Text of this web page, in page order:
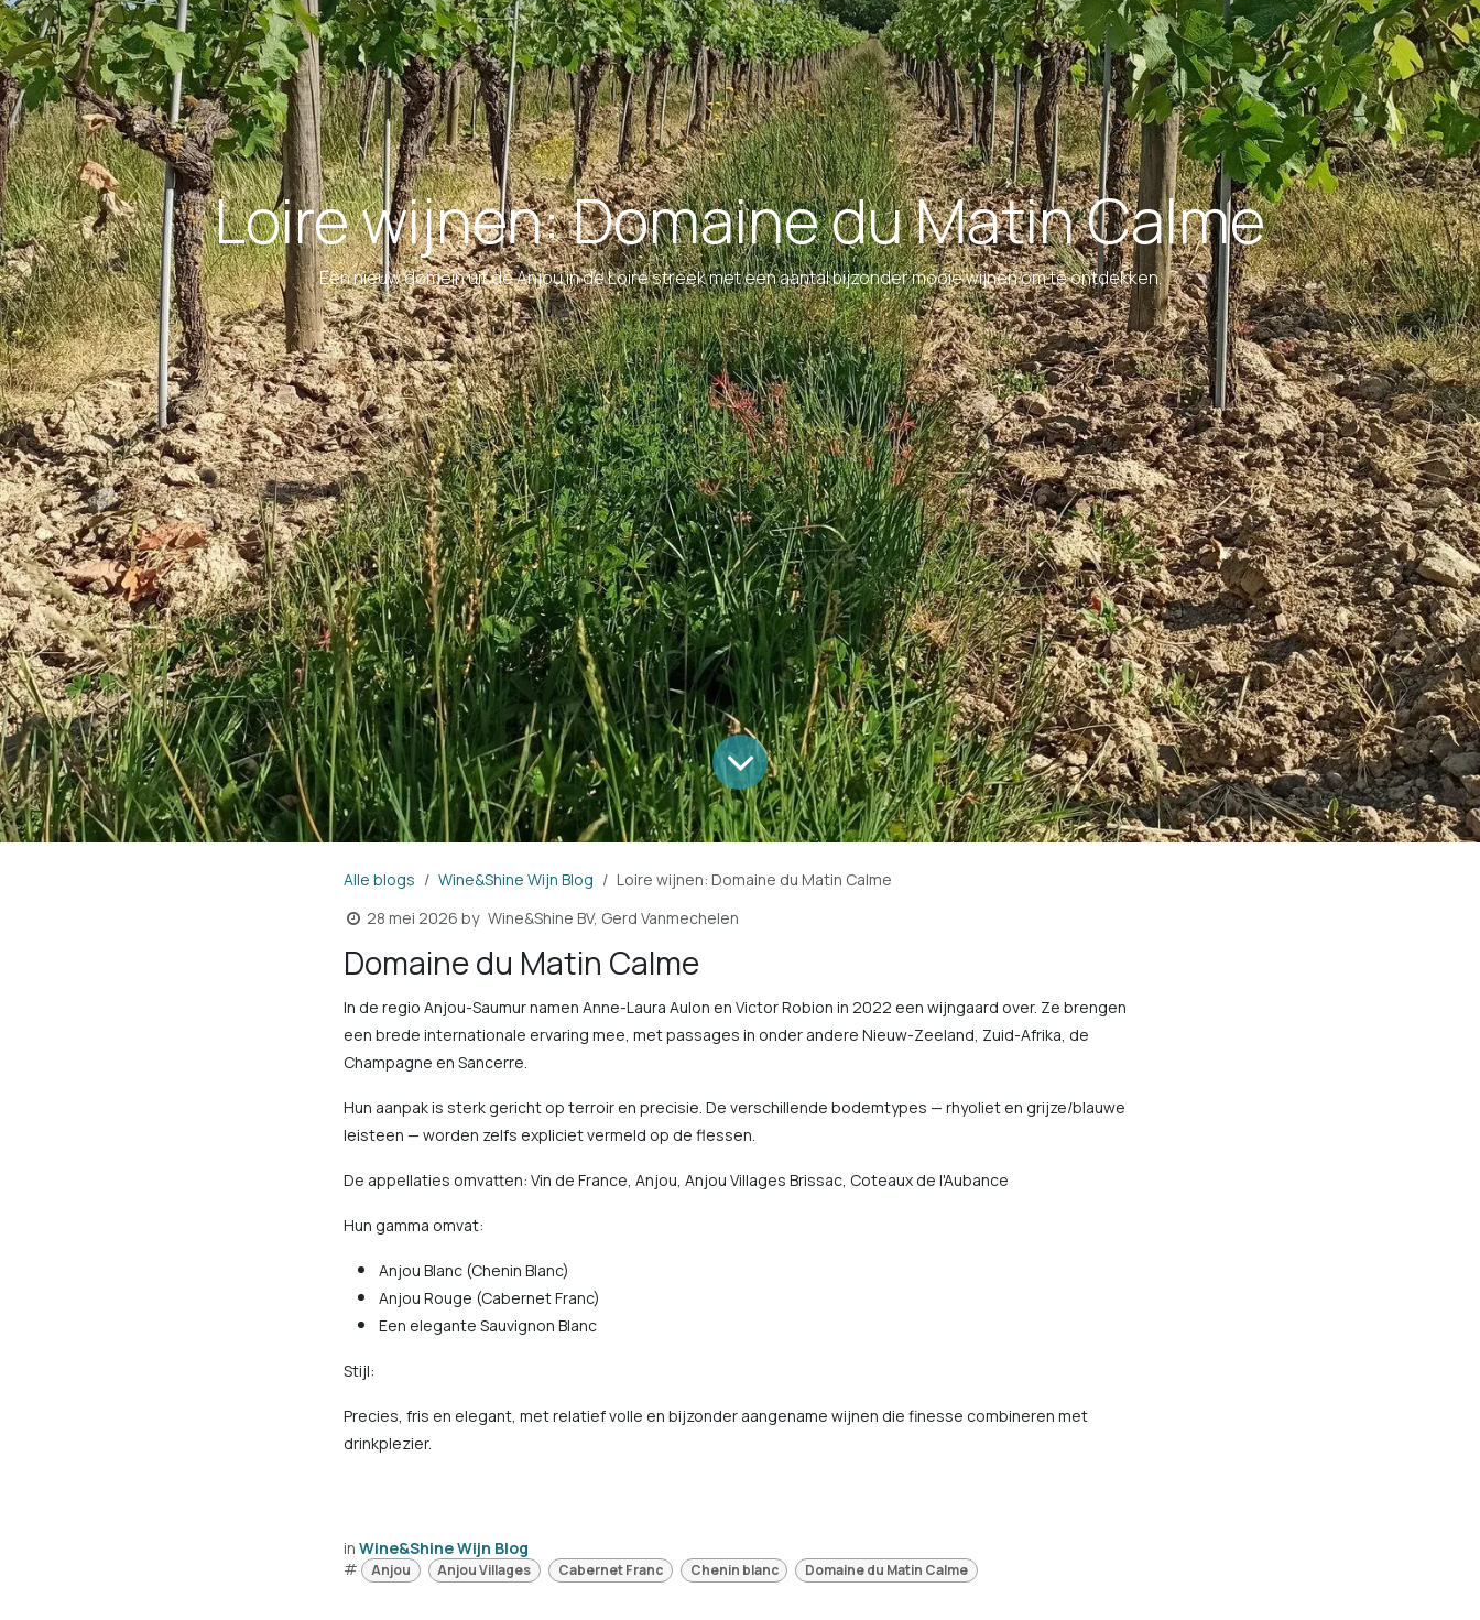
Loire wijnen: Domaine du Matin Calme
Een nieuw domein uit de Anjou in de Loire streek met een aantal bijzonder mooie wijnen om te ontdekken.
Alle blogs Wine&Shine Wijn Blog
Loire wijnen: Domaine du Matin Calme
28 mei 2026 by Wine&Shine BV, Gerd Vanmechelen
Domaine du Matin Calme
In de regio Anjou-Saumur namen Anne-Laura Aulon en Victor Robion in 2022 een wijngaard over. Ze brengen
een brede internationale ervaring mee, met passages in onder andere Nieuw-Zeeland, Zuid-Afrika, de
Champagne en Sancerre.
Hun aanpak is sterk gericht op terroir en precisie. De verschillende bodemtypes — rhyoliet en grijze/blauwe
leisteen — worden zelfs expliciet vermeld op de flessen.
De appellaties omvatten: Vin de France, Anjou, Anjou Villages Brissac, Coteaux de l'Aubance
Hun gamma omvat:
Anjou Blanc (Chenin Blanc)
Anjou Rouge (Cabernet Franc)
Een elegante Sauvignon Blanc
Stijl:
Precies, fris en elegant, met relatief volle en bijzonder aangename wijnen die finesse combineren met
drinkplezier.
in Wine&Shine Wijn Blog
#
Anjou Anjou Villages Cabernet Franc Chenin blanc Domaine du Matin Calme